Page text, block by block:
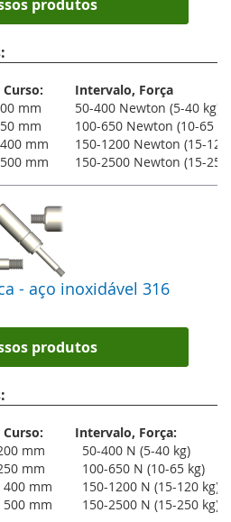
possui velocidade e amortecimento
na estrutura.
produtos
Intervalo, Força
mm
50-400 Newton (5-40 kg)
mm
100-650 Newton (10-65
mm
150-1200 Newton (15-120
mm 150-2500 Newton (15-250
- aço inoxidável 316
produtos
Intervalo, Força:
mm
50-400 N (5-40 kg)
mm
100-650 N (10-65 kg)
mm
150-1200 N (15-120 kg)
mm 150-2500 N (15-250 kg)